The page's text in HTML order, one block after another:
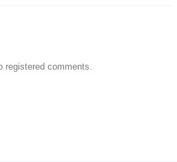
registered comments.